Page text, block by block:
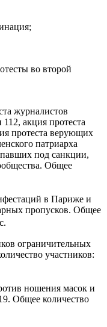
во второй
журналистов
акция протеста
протеста верующих
патриарха
под санкции,
Общее
в Париже и
пропусков. Общее
ограничительных
участников:
ношения масок и
Общее количество